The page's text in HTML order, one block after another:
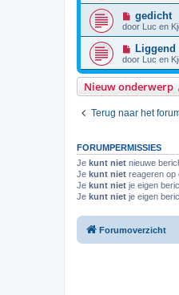
gedicht
door Luc en
door Luc en
Nieuw onderwerp
Terug naar het
FORUMPERMISSIES
Je kunt niet nieuwe
Je kunt niet reageren op
Je kunt niet je eigen
Je kunt niet je eigen
Forumoverzicht